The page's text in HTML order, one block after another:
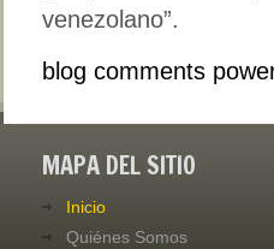
venezolano”.
blog comments
MAPA DEL SITIO
Inicio
Quiénes Somos